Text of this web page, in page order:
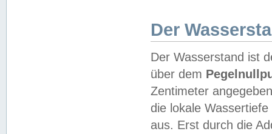
Der
Der Wasserstand ist
über dem
Zentimeter
die lokale
aus. Erst durch die